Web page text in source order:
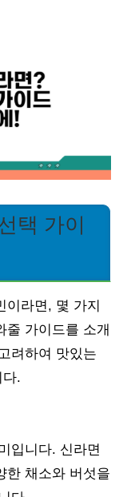
택 가이
라면, 몇 가지
줄 가이드를 소개
려하여 맛있는
다.
입니다. 신라면
한 채소와 버섯을